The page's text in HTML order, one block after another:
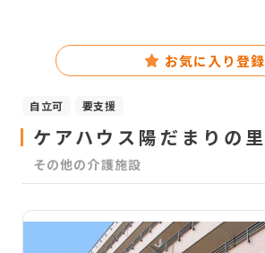
お気に入り登録
自立可 要支援
ケアハウス陽だまりの里
その他の介護施設